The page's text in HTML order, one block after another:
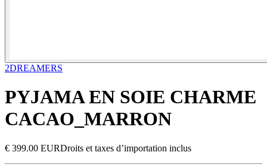
2DREAMERS
PYJAMA EN SOIE CHARME
CACAO_MARRON
€ 399.00 EURDroits et taxes d’importation inclus